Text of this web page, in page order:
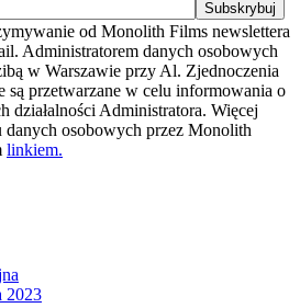
od Monolith Films newslettera
Administratorem danych osobowych
w Warszawie przy Al. Zjednoczenia
są przetwarzane w celu informowania o
działalności Administratora. Więcej
osobowych przez Monolith
linkiem.
2023